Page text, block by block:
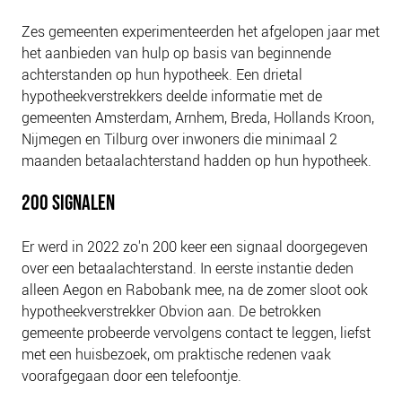
Zes gemeenten experimenteerden het afgelopen jaar met
het aanbieden van hulp op basis van beginnende
achterstanden op hun hypotheek. Een drietal
hypotheekverstrekkers deelde informatie met de
gemeenten Amsterdam, Arnhem, Breda, Hollands Kroon,
Nijmegen en Tilburg over inwoners die minimaal 2
maanden betaalachterstand hadden op hun hypotheek.
200 SIGNALEN
Er werd in 2022 zo'n 200 keer een signaal doorgegeven
over een betaalachterstand. In eerste instantie deden
alleen Aegon en Rabobank mee, na de zomer sloot ook
hypotheekverstrekker Obvion aan. De betrokken
gemeente probeerde vervolgens contact te leggen, liefst
met een huisbezoek, om praktische redenen vaak
voorafgegaan door een telefoontje.